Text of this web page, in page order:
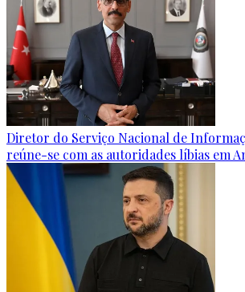
Diretor do Serviço Nacional de
reúne-se com as autoridades líbias em